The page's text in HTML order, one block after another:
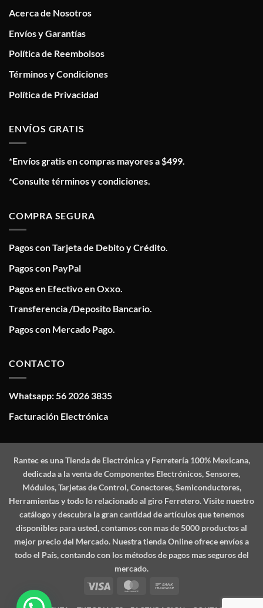
Acerca de Nosotros
Envíos y Garantías
Política de Reembolsos
Términos y Condiciones
Política de Privacidad
ENVÍOS GRATIS
*Envíos gratis en compras mayores a $499.
*Consulte términos y condiciones.
COMPRA SEGURA
Pagos con Tarjeta de Debito y Crédito.
Pagos con PayPal
Pagos en Efectivo en Oxxo.
Transferencia /Deposito Bancario.
Pagos con Mercado Pago.
CONTACTO
Whatsapp: 56 2026 3835
Facturación Electrónica
Ranteces una Tienda de Electrónica y Ferretería 100% Mexicana,
dedicada a la venta de Componentes Electrónicos, Sensores,
Módulos, Tarjetas de Control, Conectores, Semiconductores,
Herramientas y todo lo relacionado al giro Ferretero. Visite nuestro
catálogo y descubra la gran cantidad de artículos que tenemos
disponibles para usted, contamos con mas de 5000 productos al
mejor precio del Mercado. Nuestra tienda Online ofrece envíos a
todo el País, contando con los métodos de pagos mas seguros del
mercado.
Visa
MasterCard